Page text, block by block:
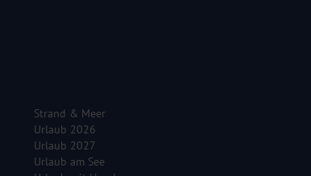
Strand & Meer
Urlaub 2026
Urlaub 2027
Urlaub am See